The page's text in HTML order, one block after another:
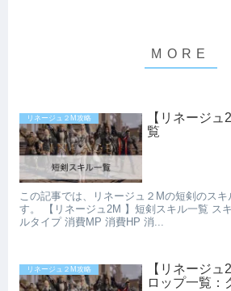
リネージュ２M攻略
【リネージ
覧
この記事では、リネージュ２Mの短剣のスキ
す。 【リネージュ2M 】短剣スキル一覧 ス
ルタイプ 消費MP 消費HP 消...
リネージュ２M攻略
【リネージ
ロップ一覧：